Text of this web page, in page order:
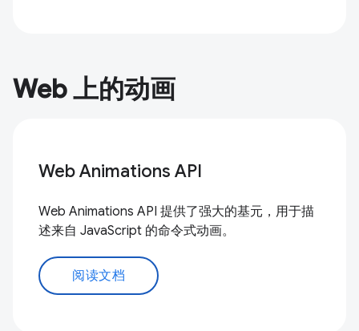
Web 上的动画
Web Animations API
Web Animations API 提供了强大的基元，用于描
述来自 JavaScript 的命令式动画。
阅读文档